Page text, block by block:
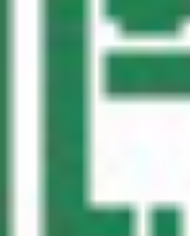
žavi
nėra